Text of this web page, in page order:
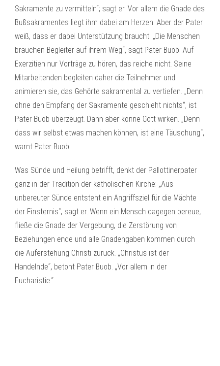
Sakramente zu vermitteln“; sagt er. Vor allem die Gnade des
Bußsakramentes liegt ihm dabei am Herzen. Aber der Pater
weiß, dass er dabei Unterstützung braucht. „Die Menschen
brauchen Begleiter auf ihrem Weg“, sagt Pater Buob. Auf
Exerzitien nur Vorträge zu hören, das reiche nicht. Seine
Mitarbeitenden begleiten daher die Teilnehmer und
animieren sie, das Gehörte sakramental zu vertiefen. „Denn
ohne den Empfang der Sakramente geschieht nichts“, ist
Pater Buob überzeugt. Dann aber könne Gott wirken. „Denn
dass wir selbst etwas machen können, ist eine Täuschung“,
warnt Pater Buob.
Was Sünde und Heilung betrifft, denkt der Pallottinerpater
ganz in der Tradition der katholischen Kirche: „Aus
unbereuter Sünde entsteht ein Angriffsziel für die Mächte
der Finsternis“, sagt er. Wenn ein Mensch dagegen bereue,
fließe die Gnade der Vergebung, die Zerstörung von
Beziehungen ende und alle Gnadengaben kommen durch
die Auferstehung Christi zurück. „Christus ist der
Handelnde“, betont Pater Buob. „Vor allem in der
Eucharistie.“